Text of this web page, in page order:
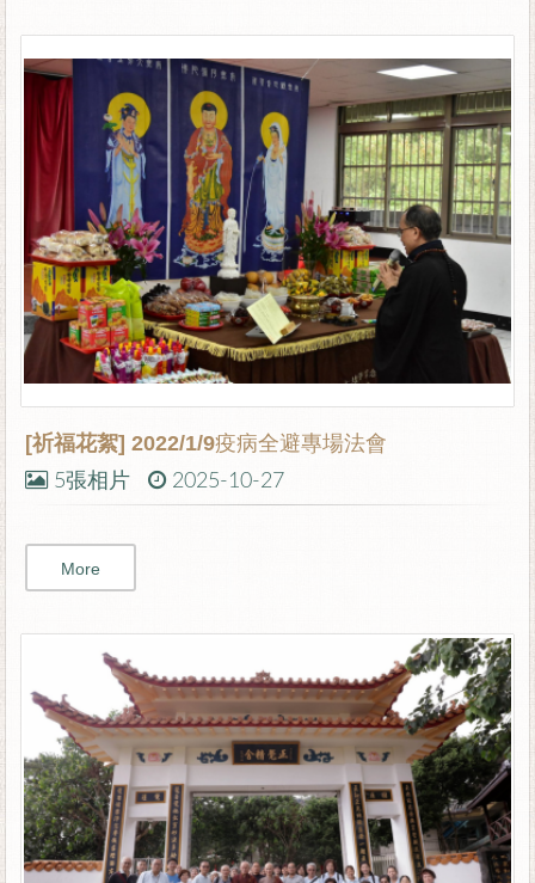
[祈福花絮] 2022/1/9疫病全避專場法會
5張相片 2025-10-27
More